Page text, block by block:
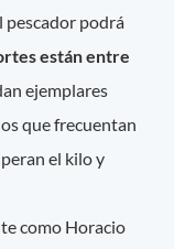
pescador podrá
están entre
ejemplares
que frecuentan
el kilo y
como Horacio